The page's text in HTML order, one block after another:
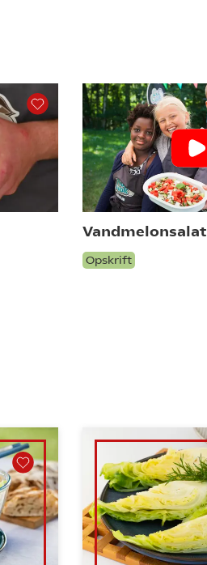
Vandmelonsalat
Opskrift